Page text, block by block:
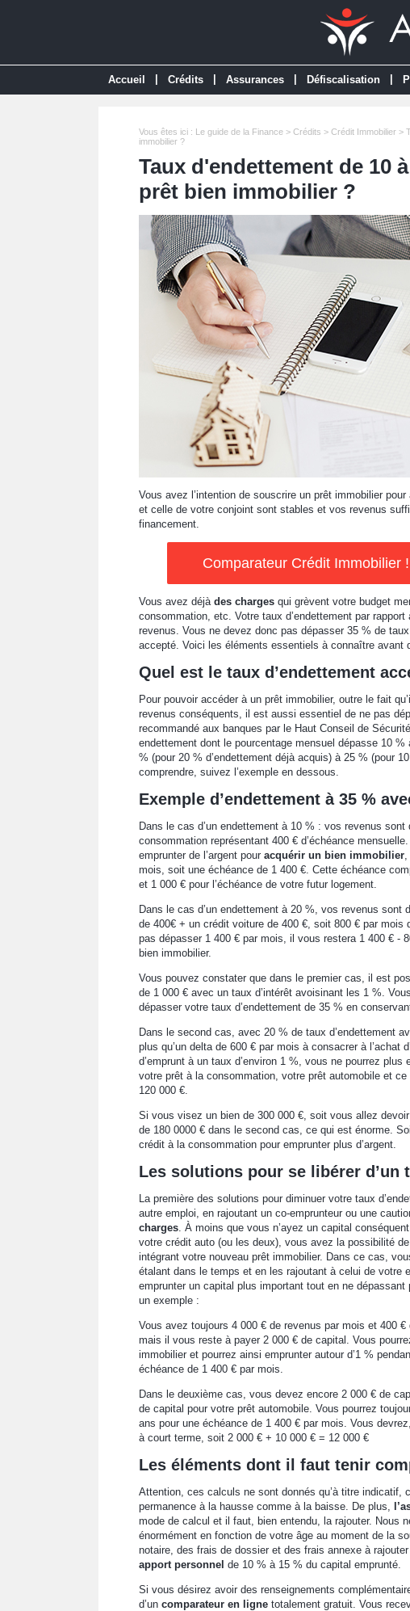
Accueil Crédits Assurances Défiscalisation
Vous êtes ici : Le guide de la Finance > Crédits > Crédit Immobilier >
immobilier ?
Taux d'endettement de 10
prêt bien immobilier ?
Vous avez l’intention de souscrire un prêt immobilier
et celle de votre conjoint sont stables et vos revenus
financement.
Comparateur Crédit Immobilier
Vous avez déjà des charges qui grèvent votre budget
consommation, etc. Votre taux d’endettement par
revenus. Vous ne devez donc pas dépasser 35 % de
accepté. Voici les éléments essentiels à connaître avant
Quel est le taux d’endettement
Pour pouvoir accéder à un prêt immobilier, outre le fait
revenus conséquents, il est aussi essentiel de ne pas
recommandé aux banques par le Haut Conseil de
endettement dont le pourcentage mensuel dépasse 10
% (pour 20 % d’endettement déjà acquis) à 25 % (pour
comprendre, suivez l’exemple en dessous.
Exemple d’endettement à 35 %
Dans le cas d’un endettement à 10 % : vos revenus
consommation représentant 400 € d’échéance
emprunter de l’argent pour acquérir un bien immobilier,
mois, soit une échéance de 1 400 €. Cette échéance
et 1 000 € pour l’échéance de votre futur logement.
Dans le cas d’un endettement à 20 %, vos revenus
de 400€ + un crédit voiture de 400 €, soit 800 € par
pas dépasser 1 400 € par mois, il vous restera 1 400 € -
bien immobilier.
Vous pouvez constater que dans le premier cas, il est
de 1 000 € avec un taux d’intérêt avoisinant les 1 %.
dépasser votre taux d’endettement de 35 % en
Dans le second cas, avec 20 % de taux d’endettement
plus qu’un delta de 600 € par mois à consacrer à l’achat
d’emprunt à un taux d’environ 1 %, vous ne pourrez
votre prêt à la consommation, votre prêt automobile et
120 000 €.
Si vous visez un bien de 300 000 €, soit vous allez
de 180 0000 € dans le second cas, ce qui est énorme.
crédit à la consommation pour emprunter plus d’argent.
Les solutions pour se libérer d’un
La première des solutions pour diminuer votre taux
autre emploi, en rajoutant un co-emprunteur ou une
charges. À moins que vous n’ayez un capital
votre crédit auto (ou les deux), vous avez la possibilité
intégrant votre nouveau prêt immobilier. Dans ce cas,
étalant dans le temps et en les rajoutant à celui de votre
emprunter un capital plus important tout en ne
un exemple :
Vous avez toujours 4 000 € de revenus par mois et 400
mais il vous reste à payer 2 000 € de capital. Vous
immobilier et pourrez ainsi emprunter autour d’1 %
échéance de 1 400 € par mois.
Dans le deuxième cas, vous devez encore 2 000 € de
de capital pour votre prêt automobile. Vous pourrez
ans pour une échéance de 1 400 € par mois. Vous
à court terme, soit 2 000 € + 10 000 € = 12 000 €
Les éléments dont il faut tenir
Attention, ces calculs ne sont donnés qu’à titre indicatif,
permanence à la hausse comme à la baisse. De plus,
mode de calcul et il faut, bien entendu, la rajouter. Nous
énormément en fonction de votre âge au moment de la
notaire, des frais de dossier et des frais annexe à
apport personnel de 10 % à 15 % du capital emprunté.
Si vous désirez avoir des renseignements
d’un comparateur en ligne totalement gratuit. Vous